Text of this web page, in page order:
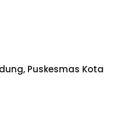
, Puskesmas Kota